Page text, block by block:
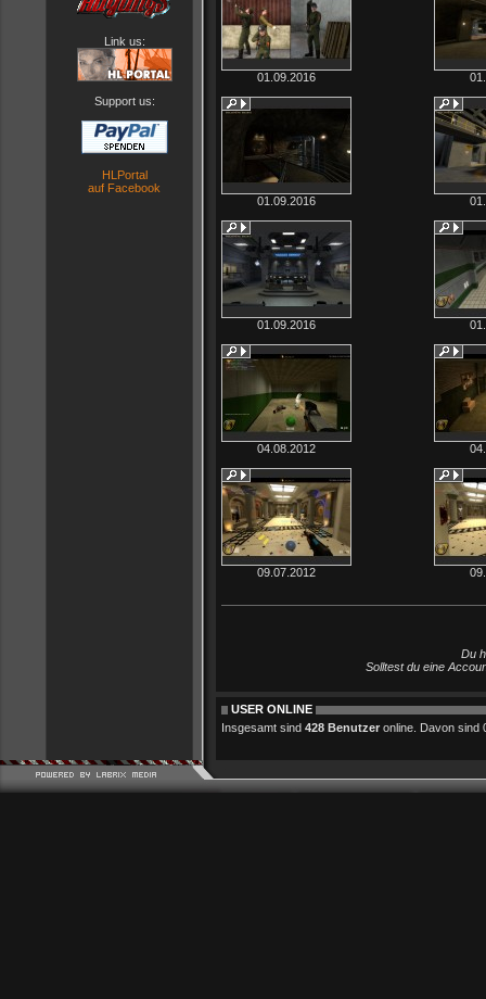
Link us:
Support us:
HLPortal
auf Facebook
01.09.2016
01.09.2016
01.09.2016
04.08.2012
09.07.2012
Du
Solltest du eine
USER ONLINE
Insgesamt sind 428 Benutzer online. Davon sind